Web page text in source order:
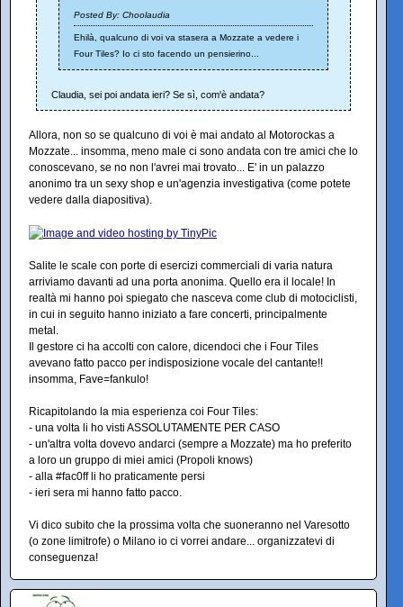
Posted By: Choolaudia
Ehilà, qualcuno di voi va stasera a Mozzate a vedere i
Four Tiles? Io ci sto facendo un pensierino...
Claudia, sei poi andata ieri? Se sì, com'è andata?
Allora, non so se qualcuno di voi è mai andato al Motorockas a
Mozzate... insomma, meno male ci sono andata con tre amici che lo
conoscevano, se no non l'avrei mai trovato... E' in un palazzo
anonimo tra un sexy shop e un'agenzia investigativa (come potete
vedere dalla diapositiva).
Salite le scale con porte di esercizi commerciali di varia natura
arriviamo davanti ad una porta anonima. Quello era il locale! In
realtà mi hanno poi spiegato che nasceva come club di motociclisti,
in cui in seguito hanno iniziato a fare concerti, principalmente
metal.
Il gestore ci ha accolti con calore, dicendoci che i Four Tiles
avevano fatto pacco per indisposizione vocale del cantante!!
insomma, Fave=fankulo!
Ricapitolando la mia esperienza coi Four Tiles:
- una volta li ho visti ASSOLUTAMENTE PER CASO
- un'altra volta dovevo andarci (sempre a Mozzate) ma ho preferito
a loro un gruppo di miei amici (Propoli knows)
- alla #fac0ff li ho praticamente persi
- ieri sera mi hanno fatto pacco.
Vi dico subito che la prossima volta che suoneranno nel Varesotto
(o zone limitrofe) o Milano io ci vorrei andare... organizzatevi di
conseguenza!